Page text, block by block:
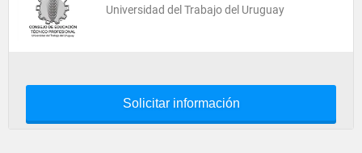
Universidad del Trabajo del Uruguay
Solicitar información